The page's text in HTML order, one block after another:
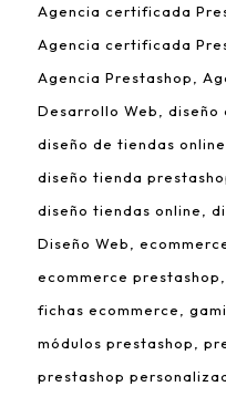
Agencia certificada
Agencia certificada
Agencia Prestashop
Desarrollo Web
diseño
diseño de tiendas online
diseño tienda
diseño tiendas online
Diseño Web
ecommerce prestashop
fichas ecommerce
módulos prestashop
prestashop